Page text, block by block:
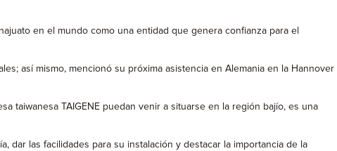
en el mundo como una entidad que genera confianza para el
así mismo, mencionó su próxima asistencia en Alemania en la Hannover
taiwanesa TAIGENE puedan venir a situarse en la región bajío, es una
las facilidades para su instalación y destacar la importancia de la